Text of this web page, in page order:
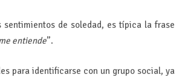
sentimientos de soledad, es típica la frase
entiende”.
para identificarse con un grupo social, ya